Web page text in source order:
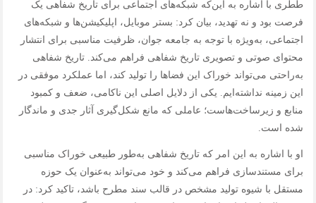
ططری با اشاره به این‌که شبکه‌های اجتماعی برای تاریخ شفاهی یک
فرصت بود و نه تهدید، بیان کرد: بستر موبایل، اپلیکیشن‌ها و شبکه‌های
اجتماعی، به‌ویژه با توجه به جامعه جوان، ظرفیت مناسبی برای انتشار
محتوای صوتی و تصویری تاریخ شفاهی فراهم می‌کند. تاریخ شفاهی
به‌راحتی می‌تواند خوراک این فضاها را تولید کند، اما عملکرد موفقی در
این زمینه نداشته‌ایم. یکی از دلایل اصلی این ناکامی، ضعف و کمبود
منابع و زیرساخت‌هاست؛ عاملی که مانع شکل‌گیری آثار جدی و ماندگار
شده است.
او با اشاره به این امر که تاریخ شفاهی به‌طور طبیعی خوراک مناسبی
برای مستندسازی فراهم می‌کند و خود می‌تواند به‌عنوان یک حوزه
مستقل با شیوه تولید مشخص در قالب سند مطرح باشد، تاکید کرد: در